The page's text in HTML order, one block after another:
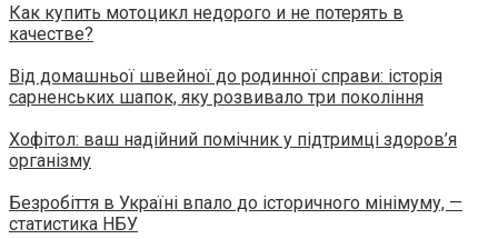
Как купить мотоцикл недорого и не потерять в
качестве?
Від домашньої швейної до родинної справи: історія
сарненських шапок, яку розвивало три покоління
Хофітол: ваш надійний помічник у підтримці здоров’я
організму
Безробіття в Україні впало до історичного мінімуму, —
статистика НБУ